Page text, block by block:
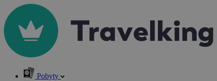
Pobyty